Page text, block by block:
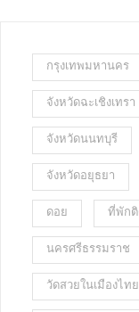
กรุงเทพมหานคร
จังหวัดฉะเชิงเทรา
จังหวัดนนทบุรี
จังหวัดอยุธยา
ดอย ที่พักติ
นครศรีธรรมราช
วัดสวยในเมืองไทย